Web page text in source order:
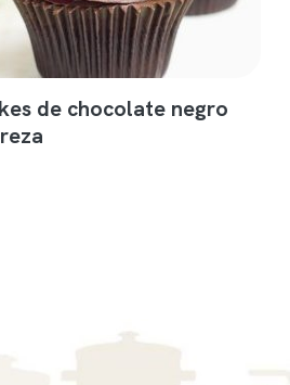
de chocolate negro